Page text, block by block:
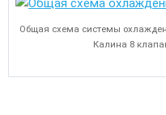
Общая схема системы
Калина 8